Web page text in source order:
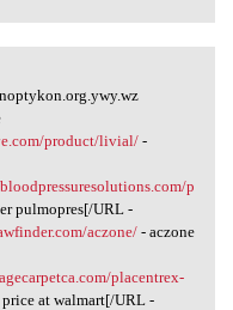
product/livial/-
p
pulmopres[/URL -
aczone/- aczone
placentrex-
at walmart[/URL -